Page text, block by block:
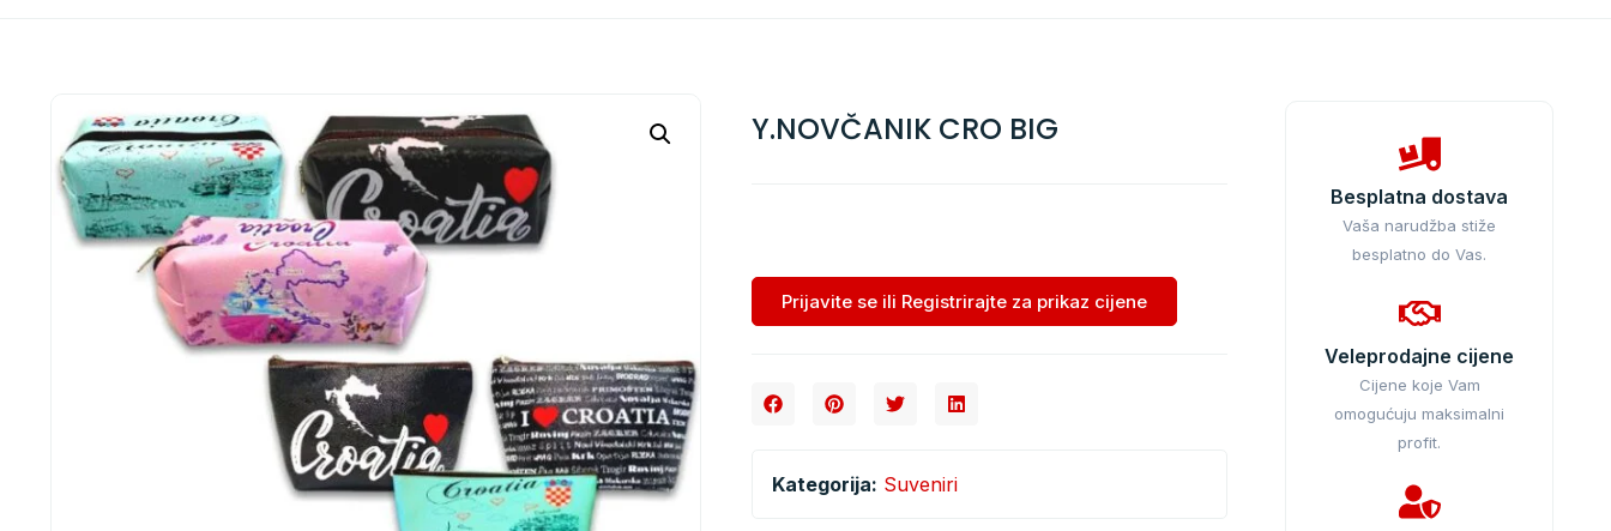
Y.NOVČANIK CRO BIG
Prijavite se ili Registrirajte za prikaz cijene
Kategorija: Suveniri
Besplatna dostava
Vaša narudžba stiže
besplatno do Vas.
Veleprodajne cijene
Cijene koje Vam
omogućuju maksimalni
profit.